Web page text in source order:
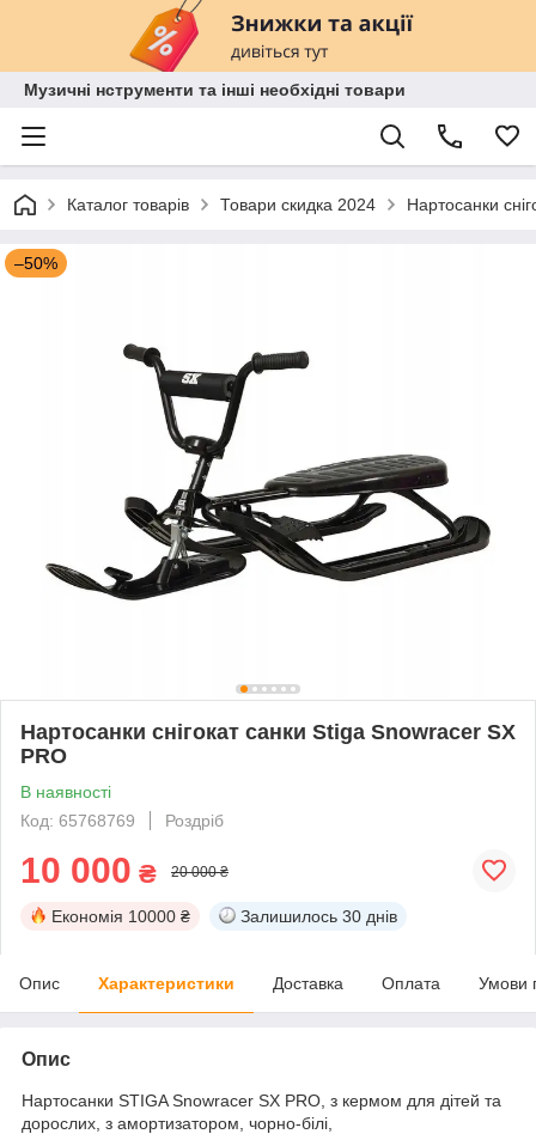
Музичні нструменти та інші необхідні товари
Каталог товарів Товари скидка 2024 Нартосанки
–50%
Нартосанки снігокат санки Stiga Snowracer SX
PRO
В наявності
Код: 65768769
Роздріб
10 000 ₴ 20 000 ₴
Економія 10000 ₴ Залишилось 30 днів
Опис Характеристики Доставка Оплата Умови
Опис
Нартосанки STIGA Snowracer SX PRO, з кермом для дітей та
дорослих, з амортизатором, чорно-білі,